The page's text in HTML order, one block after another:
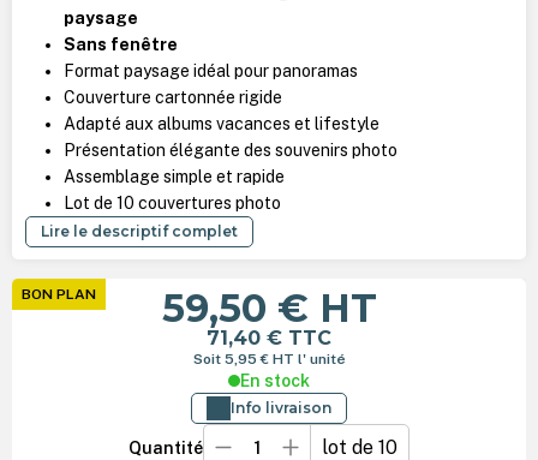
paysage
Sans fenêtre
Format paysage idéal pour panoramas
Couverture cartonnée rigide
Adapté aux albums vacances et lifestyle
Présentation élégante des souvenirs photo
Assemblage simple et rapide
Lot de 10 couvertures photo
Lire le descriptif complet
BON PLAN 59,50 € HT
71,40 € TTC
Soit 5,95 € HT l' unité
En stock
Info livraison
Quantité lot de 10